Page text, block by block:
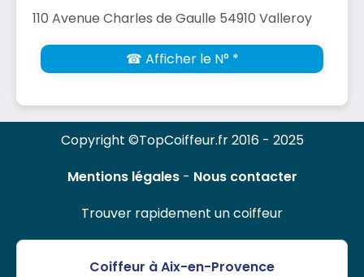
110 Avenue Charles de Gaulle 54910 Valleroy
☎ Afficher le N° *
Copyright ©TopCoiffeur.fr 2016 - 2025
Mentions légales- Nous contacter
Trouver rapidement un coiffeur
Coiffeur à Aix-en-Provence